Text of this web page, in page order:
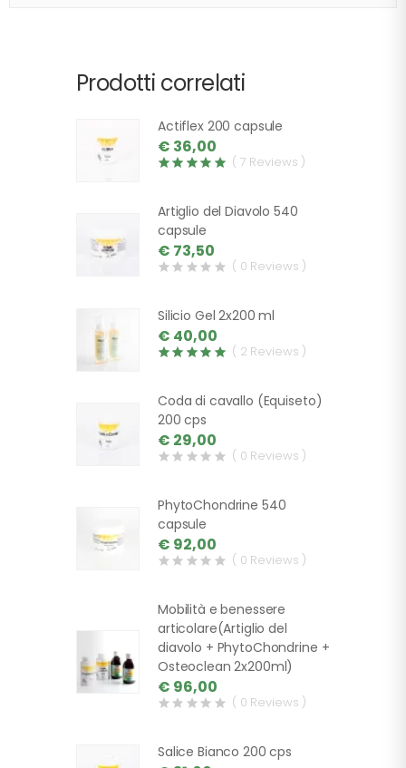
Prodotti correlati
Actiflex 200 capsule
€ 36,00
( 7 Reviews )
Artiglio del Diavolo 540
capsule
€ 73,50
( 0 Reviews )
Silicio Gel 2x200 ml
€ 40,00
( 2 Reviews )
Coda di cavallo (Equiseto)
200 cps
€ 29,00
( 0 Reviews )
PhytoChondrine 540
capsule
€ 92,00
( 0 Reviews )
Mobilità e benessere
articolare(Artiglio del
diavolo + PhytoChondrine +
Osteoclean 2x200ml)
€ 96,00
( 0 Reviews )
Salice Bianco 200 cps